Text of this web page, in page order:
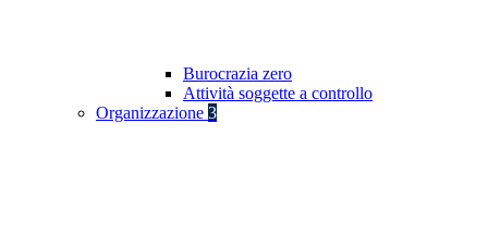
Burocrazia zero
Attività soggette a controllo
Organizzazione 3